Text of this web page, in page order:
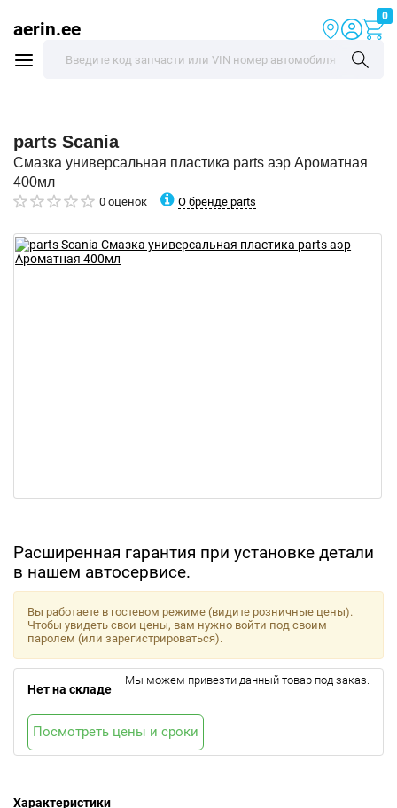
aerin.ee
0
parts Scania
Смазка универсальная пластика parts аэр Ароматная
400мл
0 оценок О бренде parts
Расширенная гарантия при установке детали
в нашем автосервисе.
Характеристики
Вы работаете в гостевом режиме (видите розничные цены).
Чтобы увидеть свои цены, вам нужно войти под своим
паролем (или зарегистрироваться).
Нет на складе
Мы можем привезти данный товар под заказ.
Посмотреть цены и сроки